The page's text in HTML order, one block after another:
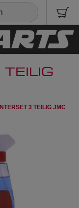
3 TEILIG JMC